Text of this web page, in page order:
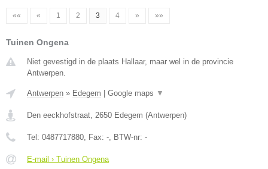
«« « 1 2 3 4 » »»
Tuinen Ongena
Niet gevestigd in de plaats Hallaar, maar wel in de provincie
Antwerpen.
Antwerpen » Edegem Google maps ▼
Den eeckhofstraat, 2650 Edegem (Antwerpen)
Tel: 0487717880, Fax: -, BTW-nr: -
E-mail › Tuinen Ongena